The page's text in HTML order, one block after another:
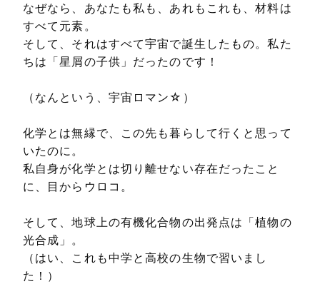
なぜなら、あなたも私も、あれもこれも、材料は
すべて元素。
そして、それはすべて宇宙で誕生したもの。私た
ちは「星屑の子供」だったのです！
（なんという、宇宙ロマン☆）
化学とは無縁で、この先も暮らして行くと思って
いたのに。
私自身が化学とは切り離せない存在だったこと
に、目からウロコ。
そして、地球上の有機化合物の出発点は「植物の
光合成」。
（はい、これも中学と高校の生物で習いまし
た！）